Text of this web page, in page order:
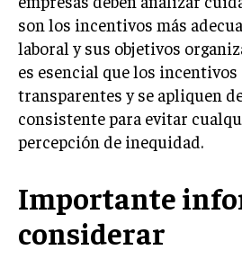
MARKETING B2C
FRANQUICIAS
MARKETING DE
E-COMMERCE
ESTRATEGIAS DE PRICING
PRECIOS
GESTIÓN DE CRISIS
son los incentivos más
laboral y sus objetivos
es esencial que los incentivos
transparentes y se apliquen
consistente para evitar
percepción de inequidad.
Importante
considerar